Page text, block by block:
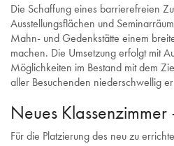
Die Schaffung eines barrierefreien
Ausstellungsflächen und
Mahn- und Gedenkstätte einem
machen. Die Umsetzung erfolgt mit
Möglichkeiten im Bestand mit dem
aller Besuchenden niederschwellig
Neues
Für die Platzierung des neu zu